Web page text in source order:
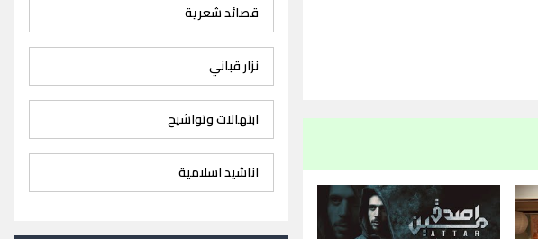
قصائد شعرية
نزار قباني
ابتهالات وتواشيح
اناشيد اسلامية